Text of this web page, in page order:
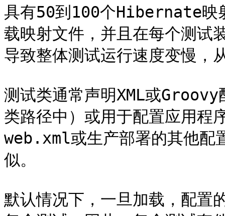
具有50到100个Hibernate映
载映射文件，并且在每个测试
导致整体测试运行速度变慢，
测试类通常声明XML或
类路径中）或用于配置应用程
web.xml或生产部署的其他配
似。
默认情况下，一旦加载，配